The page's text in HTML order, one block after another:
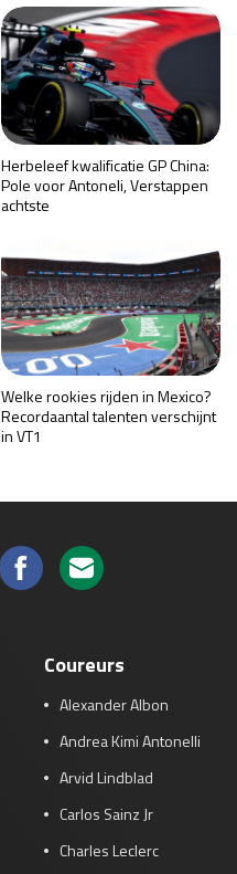
Herbeleef kwalificatie GP China:
Pole voor Antoneli, Verstappen
achtste
Welke rookies rijden in Mexico?
Recordaantal talenten verschijnt
in VT1
Coureurs
Alexander Albon
Andrea Kimi Antonelli
Arvid Lindblad
Carlos Sainz Jr
Charles Leclerc